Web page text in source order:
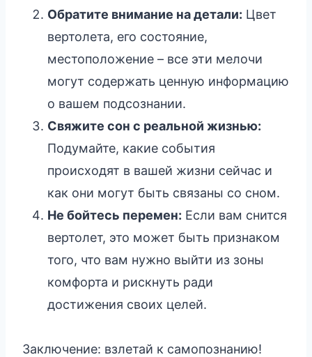
Обратите внимание на детали: Цвет
вертолета, его состояние,
местоположение – все эти мелочи
могут содержать ценную информацию
о вашем подсознании.
Свяжите сон с реальной жизнью:
Подумайте, какие события
происходят в вашей жизни сейчас и
как они могут быть связаны со сном.
Не бойтесь перемен: Если вам снится
вертолет, это может быть признаком
того, что вам нужно выйти из зоны
комфорта и рискнуть ради
достижения своих целей.
Заключение: взлетай к самопознанию!